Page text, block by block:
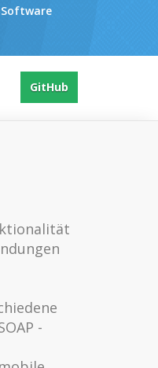
Software
GitHub
-